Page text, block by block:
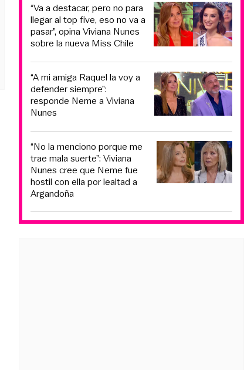
“Va a destacar, pero no para
llegar al top five, eso no va a
pasar”, opina Viviana Nunes
sobre la nueva Miss Chile
“A mi amiga Raquel la voy a
defender siempre”:
responde Neme a Viviana
Nunes
“No la menciono porque me
trae mala suerte”: Viviana
Nunes cree que Neme fue
hostil con ella por lealtad a
Argandoña